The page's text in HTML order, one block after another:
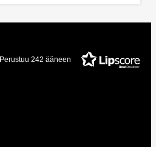
Perustuu 242 ääneen